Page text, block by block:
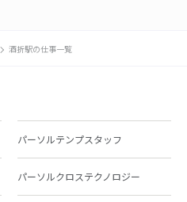
酒折駅の仕事一覧
パーソルテンプスタッフ
パーソルクロステクノロジー